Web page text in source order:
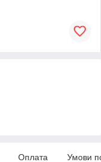
Оплата Умови